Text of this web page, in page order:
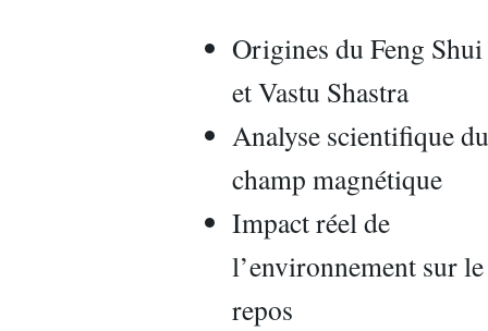
Origines du Feng Shui
et Vastu Shastra
Analyse scientifique du
champ magnétique
Impact réel de
l’environnement sur le
repos